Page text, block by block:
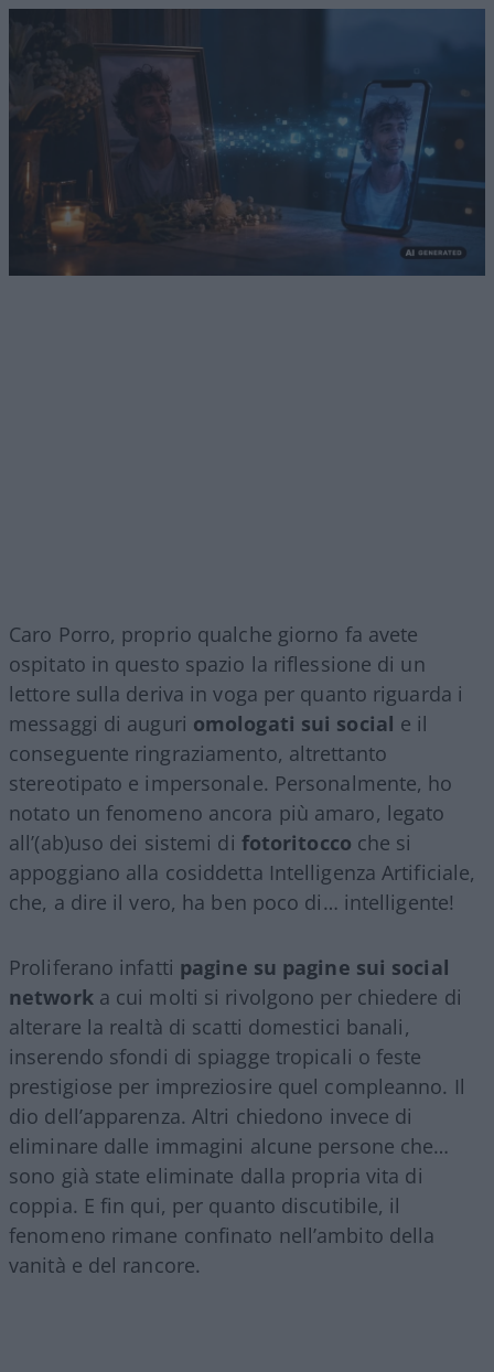
Caro Porro, proprio qualche giorno fa avete
ospitato in questo spazio la riflessione di un
lettore sulla deriva in voga per quanto riguarda i
messaggi di auguri omologati sui social e il
conseguente ringraziamento, altrettanto
stereotipato e impersonale. Personalmente, ho
notato un fenomeno ancora più amaro, legato
all’(ab)uso dei sistemi di fotoritocco che si
appoggiano alla cosiddetta Intelligenza Artificiale,
che, a dire il vero, ha ben poco di… intelligente!
Proliferano infatti pagine su pagine sui social
networka cui molti si rivolgono per chiedere di
alterare la realtà di scatti domestici banali,
inserendo sfondi di spiagge tropicali o feste
prestigiose per impreziosire quel compleanno. Il
dio dell’apparenza. Altri chiedono invece di
eliminare dalle immagini alcune persone che…
sono già state eliminate dalla propria vita di
coppia. E fin qui, per quanto discutibile, il
fenomeno rimane confinato nell’ambito della
vanità e del rancore.